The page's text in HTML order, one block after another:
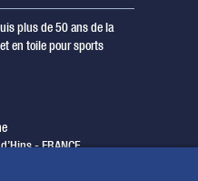
plus de 50 ans de la
en toile pour sports
- FRANCE